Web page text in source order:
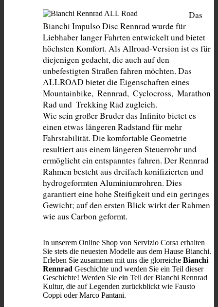
Das
Bianchi Impulso Disc Rennrad wurde für
Liebhaber langer Fahrten entwickelt und bietet
höchsten Komfort. Als Allroad-Version ist es für
diejenigen gedacht, die auch auf den
unbefestigten Straßen fahren möchten. Das
ALLROAD bietet die Eigenschaften eines
Mountainbike,  Rennrad,  Cyclocross,  Marathon
Rad und  Trekking Rad zugleich.
Wie sein großer Bruder das Infinito bietet es
einen etwas längeren Radstand für mehr
Fahrstabilität. Die komfortable Geometrie
resultiert aus einem längeren Steuerrohr und
ermöglicht ein entspanntes fahren. Der Rennrad
Rahmen besteht aus dreifach konifizierten und
hydrogeformten Aluminiumrohren. Dies
garantiert eine hohe Steifigkeit und ein geringes
Gewicht; auf den ersten Blick wirkt der Rahmen
wie aus Carbon geformt.
In unserem Online Shop von Servizio Corsa erhalten
Sie stets die neuesten Modelle aus dem Hause Bianchi.
Erleben Sie zusammen mit uns die glorreiche Bianchi
Rennrad Geschichte und werden Sie ein Teil dieser
Geschichte! Werden Sie ein Teil der Bianchi Rennrad
Kultur, die auf Legenden zurückblickt wie Fausto
Coppi oder Marco Pantani.